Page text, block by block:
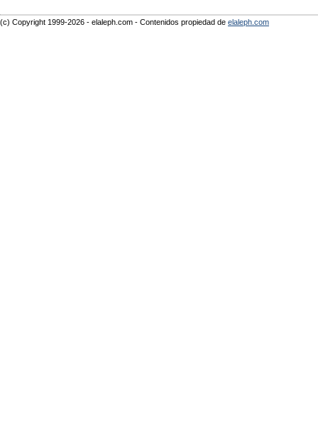
(c) Copyright 1999-2026 - elaleph.com - Contenidos propiedad de elaleph.com